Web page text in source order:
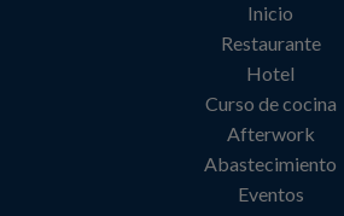
Inicio
Restaurante
Hotel
Curso de cocina
Afterwork
Abastecimiento
Eventos